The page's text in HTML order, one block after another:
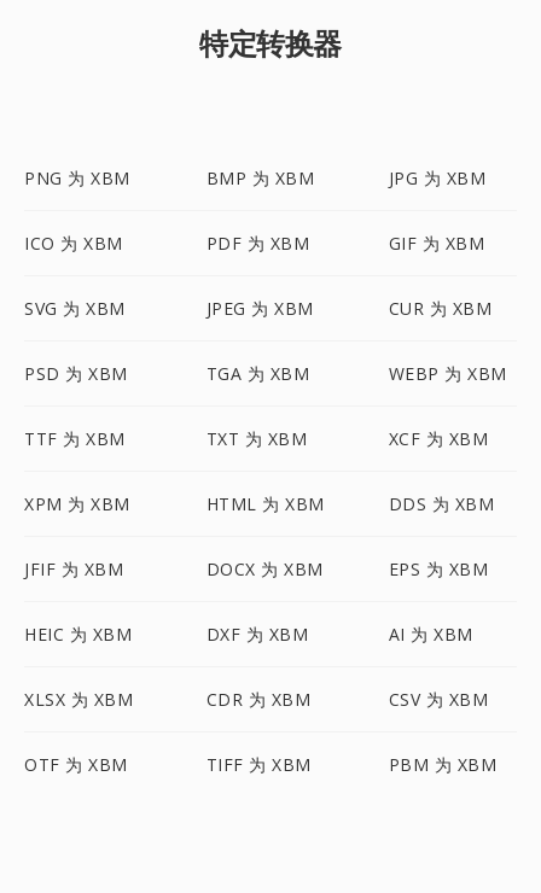
特定转换器
PNG 为 XBM BMP 为 XBM JPG 为 XBM
ICO 为 XBM PDF 为 XBM GIF 为 XBM
SVG 为 XBM JPEG 为 XBM CUR 为 XBM
PSD 为 XBM TGA 为 XBM WEBP 为 XBM
TTF 为 XBM TXT 为 XBM XCF 为 XBM
XPM 为 XBM HTML 为 XBM DDS 为 XBM
JFIF 为 XBM DOCX 为 XBM EPS 为 XBM
HEIC 为 XBM DXF 为 XBM AI 为 XBM
XLSX 为 XBM CDR 为 XBM CSV 为 XBM
OTF 为 XBM TIFF 为 XBM PBM 为 XBM